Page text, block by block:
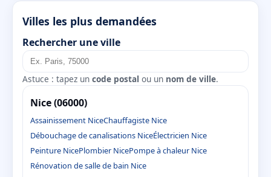
Villes les plus demandées
Rechercher une ville
Astuce : tapez un code postal ou un nom de ville.
Nice (06000)
Assainissement NiceChauffagiste Nice
Débouchage de canalisations NiceÉlectricien Nice
Peinture NicePlombier NicePompe à chaleur Nice
Rénovation de salle de bain Nice